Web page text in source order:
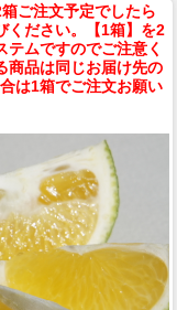
ご注文予定でしたら
ください。【1箱】を2
ムですのでご注意く
品は同じお届け先の
は1箱でご注文お願い